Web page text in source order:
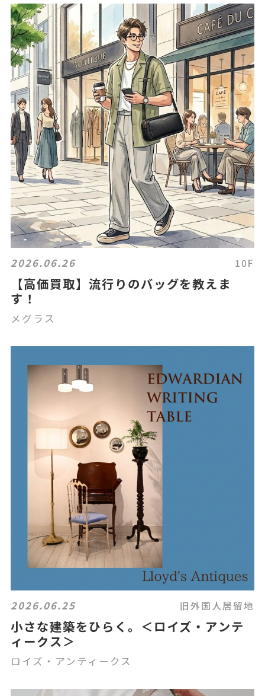
2026.06.26 10F
【高価買取】流行りのバッグを教えま
す！
メグラス
2026.06.25 旧外国人居留地
小さな建築をひらく。＜ロイズ・アンテ
ィークス＞
ロイズ・アンティークス